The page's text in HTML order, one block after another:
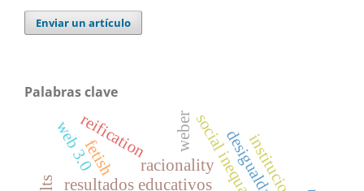
Enviar un artículo
Palabras clave
resultados educativossocial inequality
racionality
weber instituciones
fetish
reification
web 3.0